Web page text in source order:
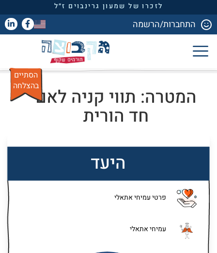
לזכרו של שמעון גרינבוים ז״ל
התחברות/הרשמה
המטרה: תווי קניה לאם
חד הורית
הסתיים
בהצלחה
היעד
פרטי עמיחי אתאלי
עמיחי אתאלי